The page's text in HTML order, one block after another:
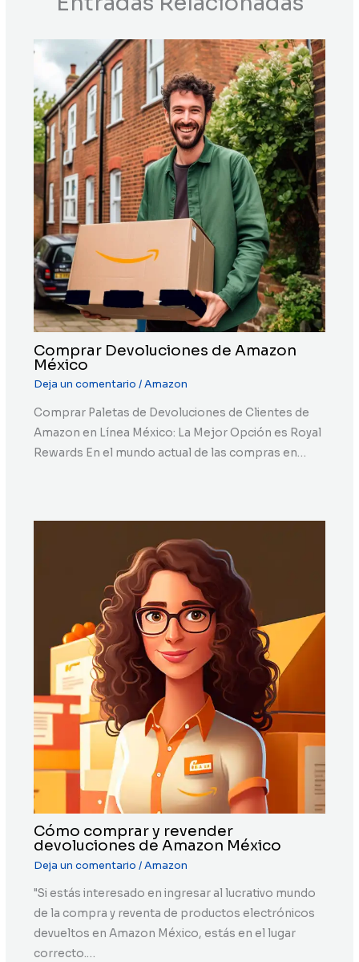
Comprar Devoluciones de Amazon
México
Deja un comentario /Amazon
Comprar Paletas de Devoluciones de Clientes de
Amazon en Línea México: La Mejor Opción es Royal
Rewards En el mundo actual de las compras en…
Cómo comprar y revender
devoluciones de Amazon México
Deja un comentario /Amazon
"Si estás interesado en ingresar al lucrativo mundo
de la compra y reventa de productos electrónicos
devueltos en Amazon México, estás en el lugar
correcto.…